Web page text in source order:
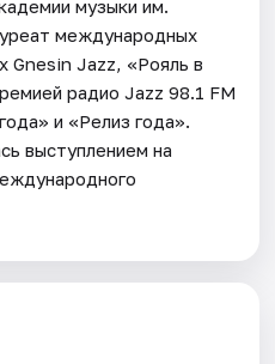
музыки им.
международных
Gnesin Jazz, «Рояль в
радио Jazz 98.1 FM
и «Релиз года».
выступлением на